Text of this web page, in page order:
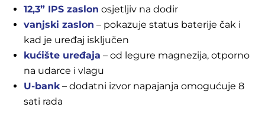
12,3” IPS zaslon osjetljiv na dodir
vanjski zaslon – pokazuje status baterije čak i
kad je uređaj isključen
kućište uređaja – od legure magnezija, otporno
na udarce i vlagu
U-bank– dodatni izvor napajanja omogućuje 8
sati rada